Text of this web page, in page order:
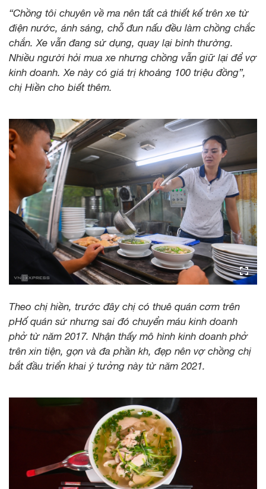
“Chồng tôi chuyên về ma nên tất cả thiết kế trên xe từ
điện nước, ánh sáng, chỗ đun nấu đều làm chồng chắc
chắn. Xe vẫn đang sử dụng, quay lại bình thường.
Nhiều người hỏi mua xe nhưng chồng vẫn giữ lại để vợ
kinh doanh. Xe này có giá trị khoảng 100 triệu đồng”,
chị Hiền cho biết thêm.
Theo chị hiền, trước đây chị có thuê quán cơm trên
pHố quán sứ nhưng sai đó chuyển máu kinh doanh
phở từ năm 2017. Nhận thấy mô hình kinh doanh phở
trên xin tiện, gọn và đa phần kh, đẹp nên vợ chồng chị
bắt đầu triển khai ý tưởng này từ năm 2021.